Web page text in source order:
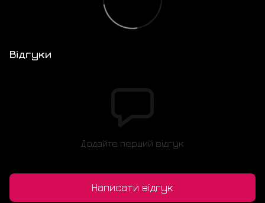
Відгуки
Додайте перший відгук
Написати відгук